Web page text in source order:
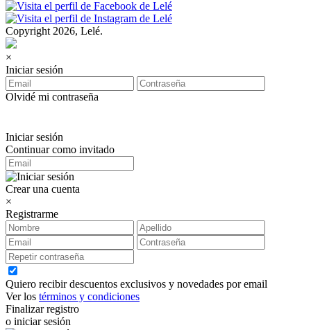
Copyright 2026, Lelé.
×
Iniciar sesión
Olvidé mi contraseña
Iniciar sesión
Continuar como invitado
Crear una cuenta
×
Registrarme
Quiero recibir descuentos exclusivos y novedades por email
Ver los términos y condiciones
Finalizar registro
o iniciar sesión